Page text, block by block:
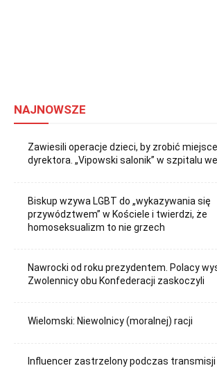
NAJNOWSZE
Zawiesili operacje dzieci, by zrobić
dyrektora. „Vipowski salonik” w szpitalu we
Biskup wzywa LGBT do „wykazywania się
przywództwem” w Kościele i twierdzi, że
homoseksualizm to nie grzech
Nawrocki od roku prezydentem. Polacy
Zwolennicy obu Konfederacji zaskoczyli
Wielomski: Niewolnicy (moralnej) racji
Influencer zastrzelony podczas transmisji